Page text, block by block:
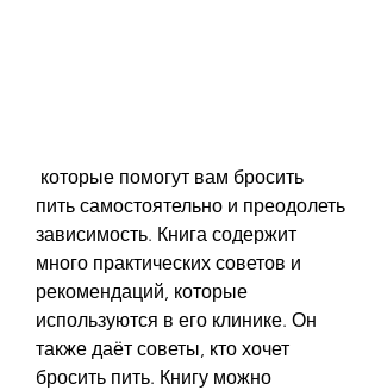
пить самостоятельно и преодолеть
зависимость. Книга содержит
много практических советов и
рекомендаций, которые
используются в его клинике. Он
также даёт советы, кто хочет
бросить пить. Книгу можно